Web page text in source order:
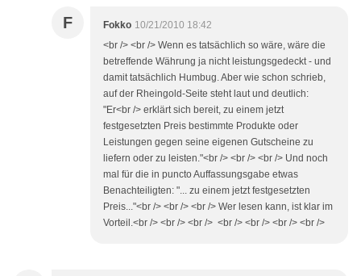
F Fokko 10/21/2010 18:42
<br /> <br /> Wenn es tatsächlich so wäre, wäre die
betreffende Währung ja nicht leistungsgedeckt - und
damit tatsächlich Humbug. Aber wie schon schrieb,
auf der Rheingold-Seite steht laut und deutlich:
"Er<br /> erklärt sich bereit, zu einem jetzt
festgesetzten Preis bestimmte Produkte oder
Leistungen gegen seine eigenen Gutscheine zu
liefern oder zu leisten."<br /> <br /> <br /> Und noch
mal für die in puncto Auffassungsgabe etwas
Benachteiligten: "... zu einem jetzt festgesetzten
Preis..."<br /> <br /> <br /> Wer lesen kann, ist klar im
Vorteil.<br /> <br /> <br /> <br /> <br /> <br /> <br />